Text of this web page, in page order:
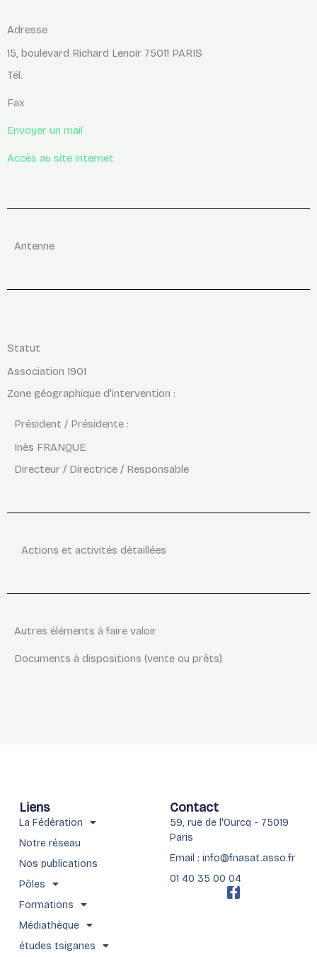
Adresse
15, boulevard Richard Lenoir 75011 PARIS
Tél.
Fax
Envoyer un mail
Accès au site internet
Antenne
Statut
Association 1901
Zone géographique d'intervention :
Président / Présidente :
Inès FRANQUE
Directeur / Directrice / Responsable
Actions et activités détaillées
Autres éléments à faire valoir
Documents à dispositions (vente ou prêts)
Liens
La Fédération
Notre réseau
Nos publications
Pôles
Formations
Médiathèque
études tsiganes
Contact
59, rue de l'Ourcq - 75019
Paris
Email : info@fnasat.asso.fr
01 40 35 00 04
F